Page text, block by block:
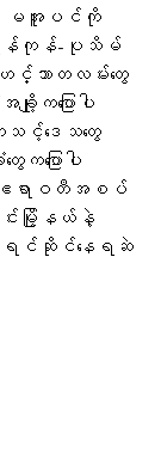
တ၊မအူပင်ကို
န်ကုန်-ပုသိမ်
သာတလမ်းတွေ
က​ပြောပါ
သင့်ဒေသတွေ
ပြောပါ
ဧရာဝတီအစပ်
းမြိို့နယ်နဲ့
ရင်ဆိုင်နေရဆဲ